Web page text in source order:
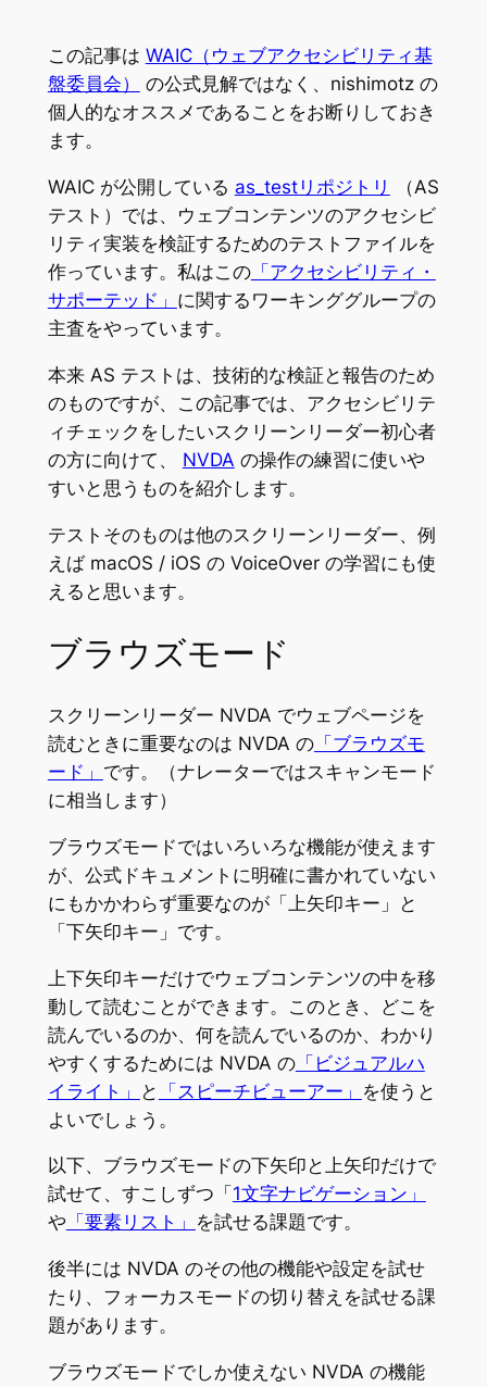
この記事は WAIC（ウェブアクセシビリティ基
盤委員会）
の公式見解ではなく、nishimotz の
個人的なオススメであることをお断りしておき
ます。
WAIC が公開している as_testリポジトリ
（AS
テスト）では、ウェブコンテンツのアクセシビ
リティ実装を検証するためのテストファイルを
作っています。私はこの「アクセシビリティ・
サポーテッド」 に関するワーキンググループの
主査をやっています。
本来 AS テストは、技術的な検証と報告のため
のものですが、この記事では、アクセシビリテ
ィチェックをしたいスクリーンリーダー初心者
の方に向けて、 NVDA の操作の練習に使いや
すいと思うものを紹介します。
テストそのものは他のスクリーンリーダー、例
えば macOS / iOS の VoiceOver の学習にも使
えると思います。
ブラウズモード
スクリーンリーダー NVDA でウェブページを
読むときに重要なのは NVDA の「ブラウズモ
ード」 です。（ナレーターではスキャンモード
に相当します）
ブラウズモードではいろいろな機能が使えます
が、公式ドキュメントに明確に書かれていない
にもかかわらず重要なのが「上矢印キー」と
「下矢印キー」です。
上下矢印キーだけでウェブコンテンツの中を移
動して読むことができます。このとき、どこを
読んでいるのか、何を読んでいるのか、わかり
やすくするためには NVDA の「ビジュアルハ
イライト」
と 「スピーチビューアー」 を使うと
よいでしょう。
以下、ブラウズモードの下矢印と上矢印だけで
試せて、すこしずつ「 1文字ナビゲーション」
や「要素リスト」 を試せる課題です。
後半には NVDA のその他の機能や設定を試せ
たり、フォーカスモードの切り替えを試せる課
題があります。
ブラウズモードでしか使えない NVDA の機能